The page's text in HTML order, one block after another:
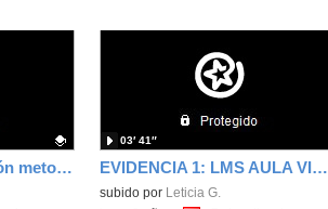
Evidencia 3: innovación metodológica EVIDENCIA 1: LMS AULA VIRTUAL
subido por Leticia G.
03′ 41″